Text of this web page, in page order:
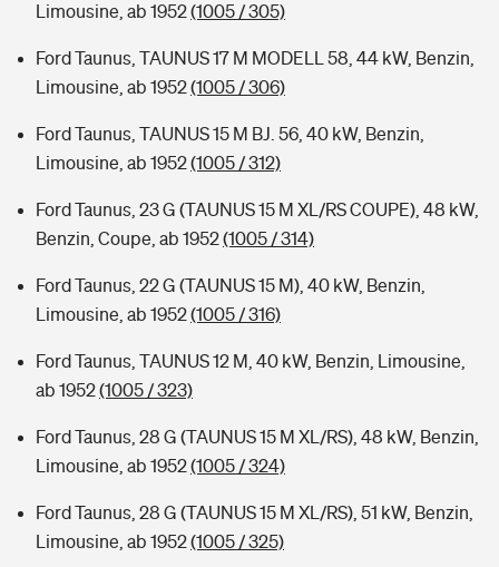
Limousine, ab 1952(1005 / 305)
Ford Taunus, TAUNUS 17 M MODELL 58, 44 kW, Benzin,
Limousine, ab 1952(1005 / 306)
Ford Taunus, TAUNUS 15 M BJ. 56, 40 kW, Benzin,
Limousine, ab 1952(1005 / 312)
Ford Taunus, 23 G (TAUNUS 15 M XL/RS COUPE), 48 kW,
Benzin, Coupe, ab 1952(1005 / 314)
Ford Taunus, 22 G (TAUNUS 15 M), 40 kW, Benzin,
Limousine, ab 1952(1005 / 316)
Ford Taunus, TAUNUS 12 M, 40 kW, Benzin, Limousine,
ab 1952(1005 / 323)
Ford Taunus, 28 G (TAUNUS 15 M XL/RS), 48 kW, Benzin,
Limousine, ab 1952(1005 / 324)
Ford Taunus, 28 G (TAUNUS 15 M XL/RS), 51 kW, Benzin,
Limousine, ab 1952(1005 / 325)